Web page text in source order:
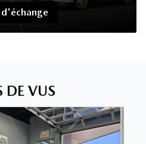
d'échange
DE VUS